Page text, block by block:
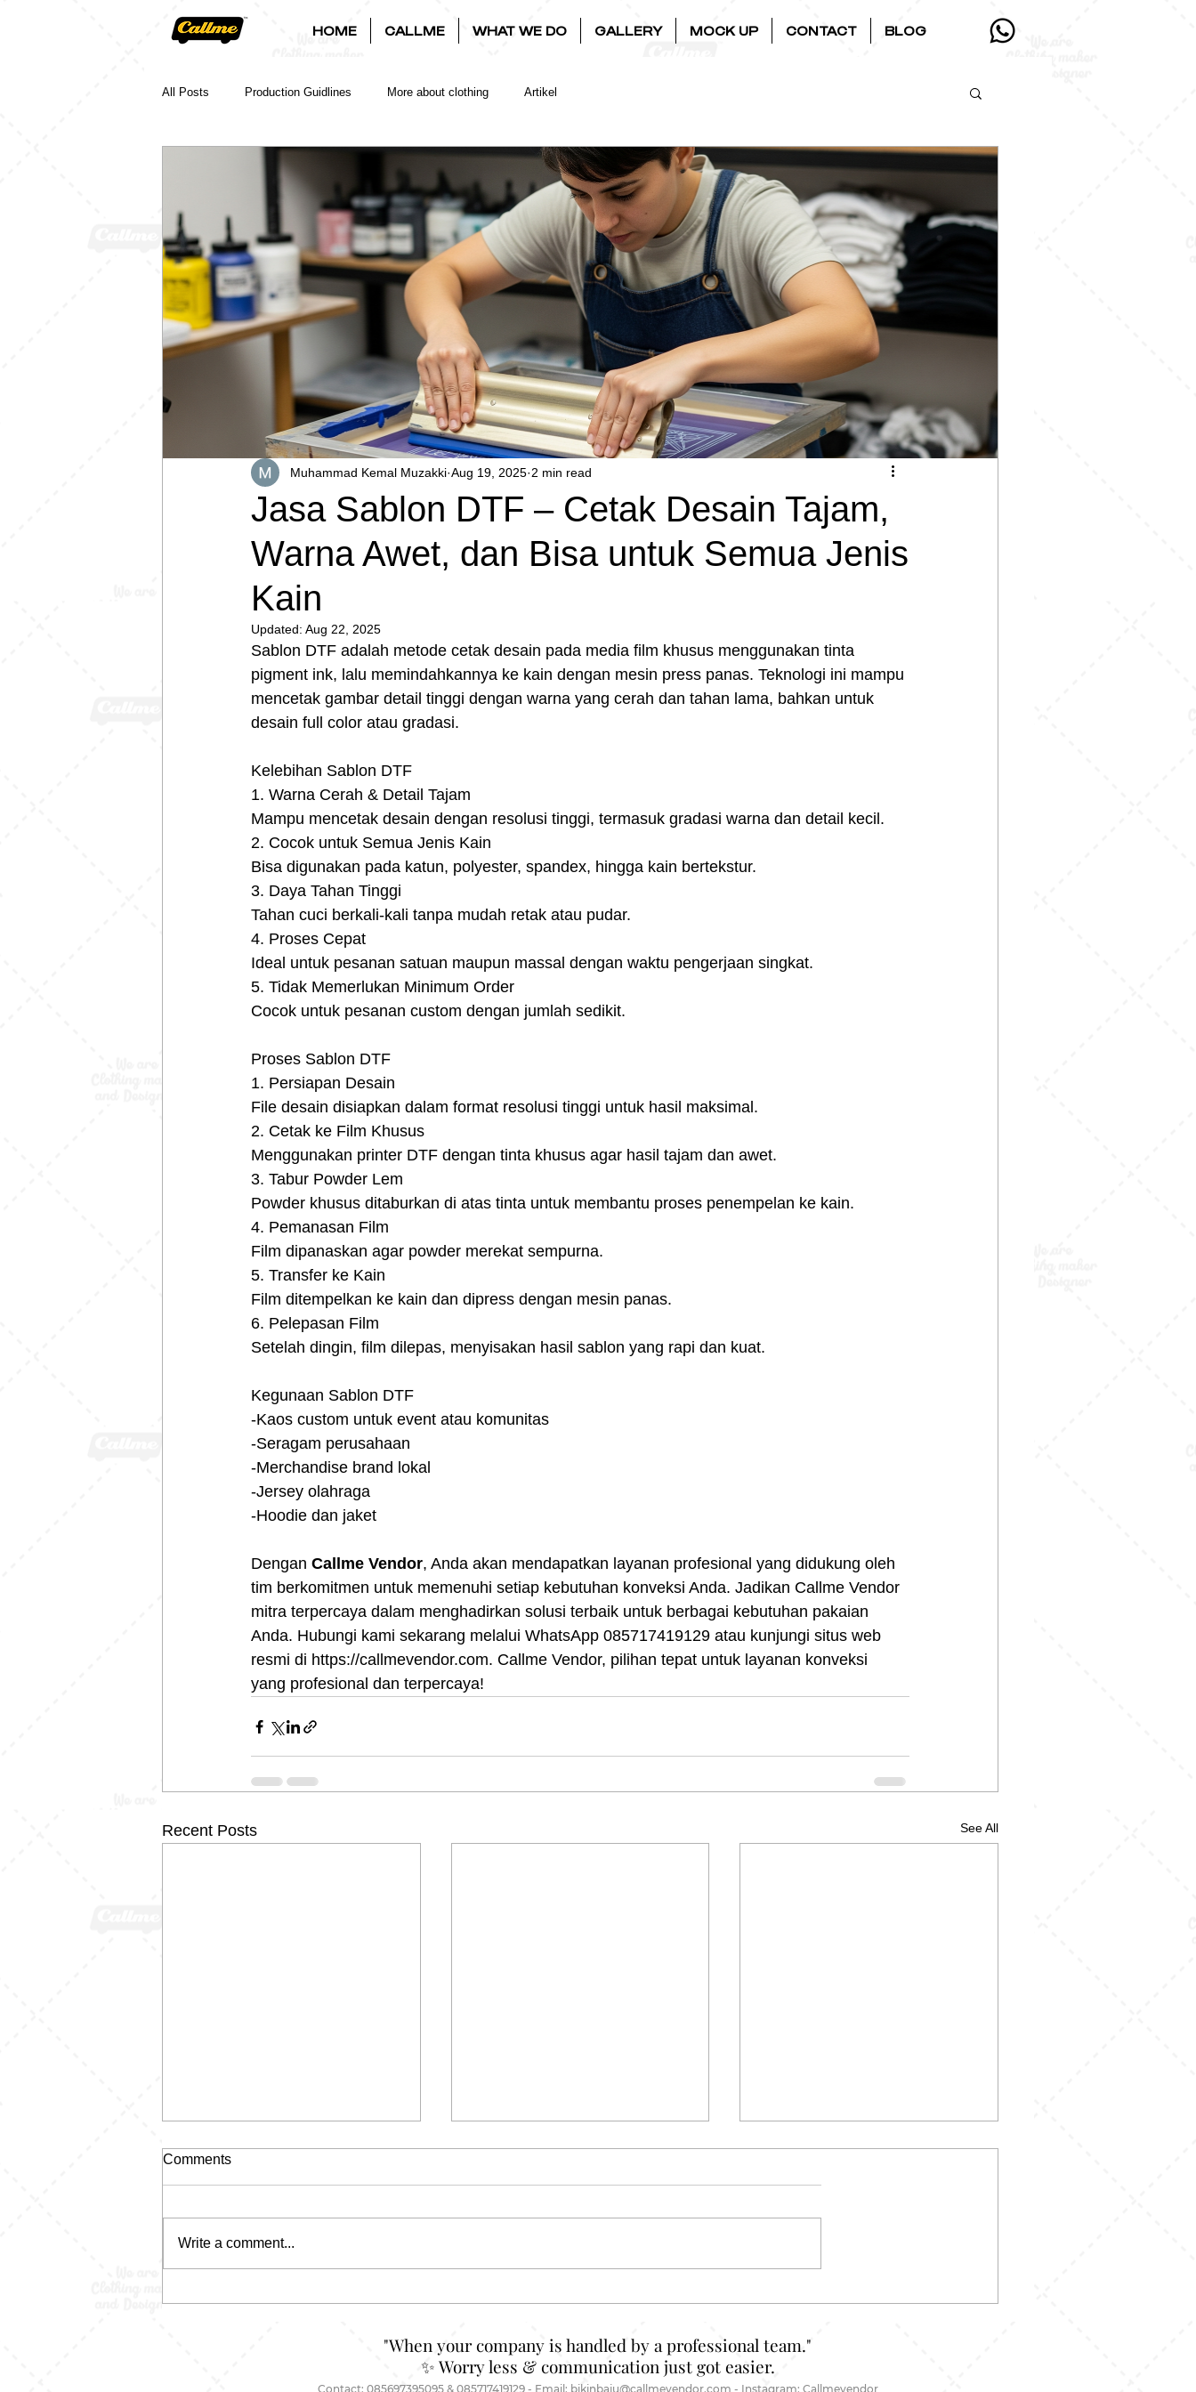
HOME CALLME WHAT WE DO GALLERY MOCK UP CONTACT BLOG
All Posts Production Guidlines More about clothing Artikel
Jasa Sablon DTF – Cetak Desain Tajam,
Warna Awet, dan Bisa untuk Semua Jenis
Kain
Muhammad Kemal Muzakki Aug 19, 2025 2 min read
Updated: Aug 22, 2025
Sablon DTF adalah metode cetak desain pada media film khusus menggunakan tinta
pigment ink, lalu memindahkannya ke kain dengan mesin press panas. Teknologi ini mampu
mencetak gambar detail tinggi dengan warna yang cerah dan tahan lama, bahkan untuk
desain full color atau gradasi.
Kelebihan Sablon DTF
1. Warna Cerah & Detail Tajam
Mampu mencetak desain dengan resolusi tinggi, termasuk gradasi warna dan detail kecil.
2. Cocok untuk Semua Jenis Kain
Bisa digunakan pada katun, polyester, spandex, hingga kain bertekstur.
3. Daya Tahan Tinggi
Tahan cuci berkali-kali tanpa mudah retak atau pudar.
4. Proses Cepat
Ideal untuk pesanan satuan maupun massal dengan waktu pengerjaan singkat.
5. Tidak Memerlukan Minimum Order
Cocok untuk pesanan custom dengan jumlah sedikit.
Proses Sablon DTF
1. Persiapan Desain
File desain disiapkan dalam format resolusi tinggi untuk hasil maksimal.
2. Cetak ke Film Khusus
Menggunakan printer DTF dengan tinta khusus agar hasil tajam dan awet.
3. Tabur Powder Lem
Powder khusus ditaburkan di atas tinta untuk membantu proses penempelan ke kain.
4. Pemanasan Film
Film dipanaskan agar powder merekat sempurna.
5. Transfer ke Kain
Film ditempelkan ke kain dan dipress dengan mesin panas.
6. Pelepasan Film
Setelah dingin, film dilepas, menyisakan hasil sablon yang rapi dan kuat.
Kegunaan Sablon DTF
-Kaos custom untuk event atau komunitas
-Seragam perusahaan
-Merchandise brand lokal
-Jersey olahraga
-Hoodie dan jaket
Dengan Callme Vendor, Anda akan mendapatkan layanan profesional yang didukung oleh
tim berkomitmen untuk memenuhi setiap kebutuhan konveksi Anda. Jadikan Callme Vendor
mitra terpercaya dalam menghadirkan solusi terbaik untuk berbagai kebutuhan pakaian
Anda. Hubungi kami sekarang melalui WhatsApp 085717419129 atau kunjungi situs web
resmi di https://callmevendor.com. Callme Vendor, pilihan tepat untuk layanan konveksi
yang profesional dan terpercaya!
Recent Posts See All
Comments
Write a comment...
"When your company is handled by a professional team."
✨ Worry less & communication just got easier.
Contact: 085697395095 & 085717419129 - Email: bikinbaju@callmevendor.com - Instagram: Callmevendor